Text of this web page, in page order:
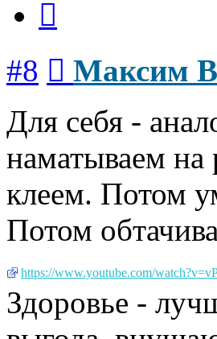
#8
Максим
Для себя -
наматываем на
клеем. Потом
Потом
https://www.youtube.com/
Здоровье -